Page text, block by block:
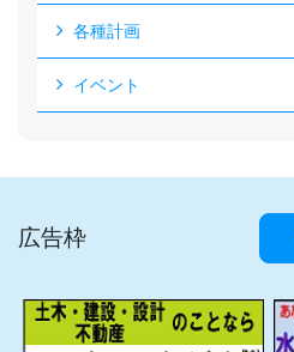
各種計画
イベント
広告枠